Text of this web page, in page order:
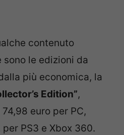
contenuto
le edizioni da
più economica, la
Edition”,
euro per PC,
PS3 e Xbox 360.